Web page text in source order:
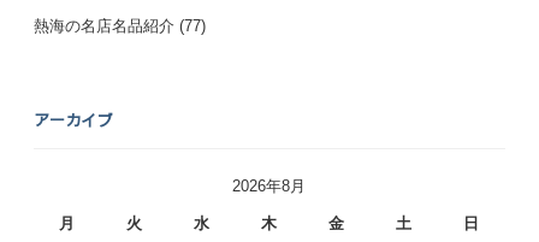
熱海の名店名品紹介 (77)
アーカイブ
2026年8月
月 火 水 木 金 土 日